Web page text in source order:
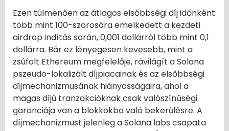
Ezen túlmenően az átlagos elsőbbségi díj időnként
több mint 100-szorosára emelkedett a kezdeti
airdrop indítás során, 0,001 dollárról több mint 0,1
dollárra. Bár ez lényegesen kevesebb, mint a
zsúfolt Ethereum megfelelője, rávilágít a Solana
pszeudo-lokalizált díjpiacainak és az elsőbbségi
díjmechanizmusának hiányosságaira, ahol a
magas díjú tranzakcióknak csak valószínűségi
garanciája van a blokkokba való bekerülésre. A
díjmechanizmust jelenleg a Solana labs csapata